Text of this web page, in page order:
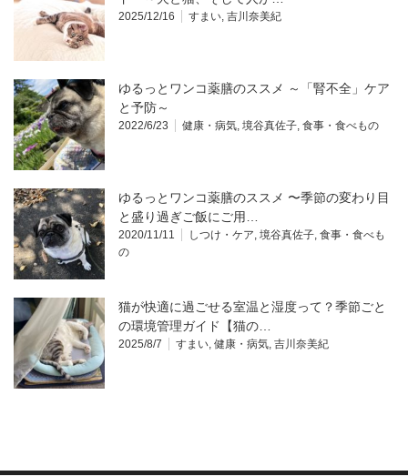
2025/12/16 すまい, 吉川奈美紀
ゆるっとワンコ薬膳のススメ ～「腎不全」ケア
と予防～
2022/6/23 健康・病気, 境谷真佐子, 食事・食べもの
ゆるっとワンコ薬膳のススメ 〜季節の変わり目
と盛り過ぎご飯にご用…
2020/11/11 しつけ・ケア, 境谷真佐子, 食事・食べも
の
猫が快適に過ごせる室温と湿度って？季節ごと
の環境管理ガイド【猫の…
2025/8/7 すまい, 健康・病気, 吉川奈美紀